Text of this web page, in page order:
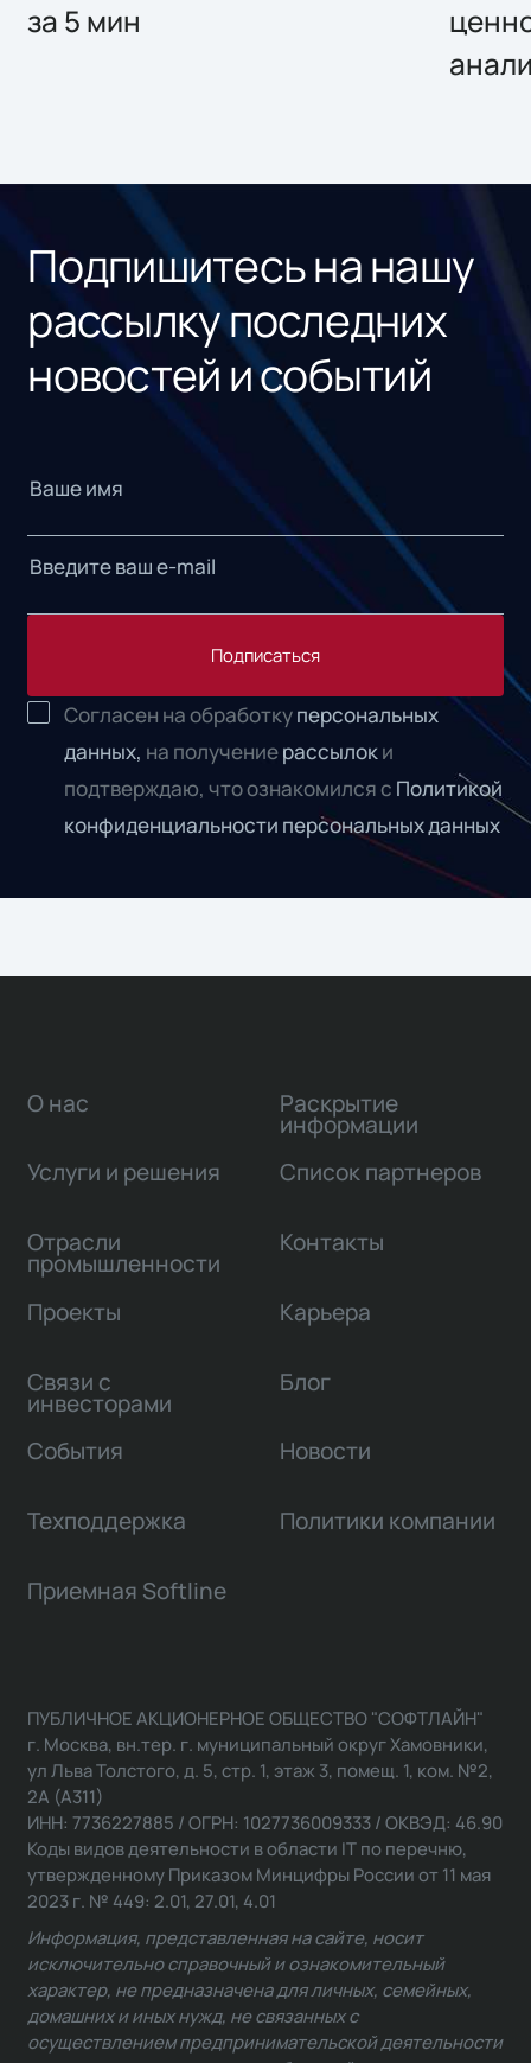
за 5 мин
Подпишитесь на нашу
рассылку последних
новостей и событий
Подписаться
Согласен на обработкуперсональных
данных, на получениерассылок и
подтверждаю, что ознакомился с Политикой
конфиденциальности персональных данных
О нас
Услуги и решения
Отрасли
промышленности
Проекты
Связи с
инвесторами
Раскрытие
информации
Список партнеров
Контакты
Карьера
Блог
События Новости
Техподдержка Политики компании
Приемная Softline
ПУБЛИЧНОЕ АКЦИОНЕРНОЕ ОБЩЕСТВО "СОФТЛАЙН"
г. Москва, вн.тер. г. муниципальный округ Хамовники,
ул Льва Толстого, д. 5, стр. 1, этаж 3, помещ. 1, ком. №2,
2А (А311)
ИНН: 7736227885 / ОГРН: 1027736009333 / ОКВЭД: 46.90
Коды видов деятельности в области IT по перечню,
утвержденному Приказом Минцифры России от 11 мая
2023 г. № 449: 2.01, 27.01, 4.01
Информация, представленная на сайте, носит
исключительно справочный и ознакомительный
характер, не предназначена для личных, семейных,
домашних и иных нужд, не связанных с
осуществлением предпринимательской деятельности